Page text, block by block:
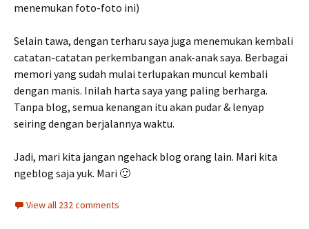
menemukan foto-foto ini)
Selain tawa, dengan terharu saya juga menemukan kembali
catatan-catatan perkembangan anak-anak saya. Berbagai
memori yang sudah mulai terlupakan muncul kembali
dengan manis. Inilah harta saya yang paling berharga.
Tanpa blog, semua kenangan itu akan pudar & lenyap
seiring dengan berjalannya waktu.
Jadi, mari kita jangan ngehack blog orang lain. Mari kita
ngeblog saja yuk. Mari 🙂
View all 232 comments